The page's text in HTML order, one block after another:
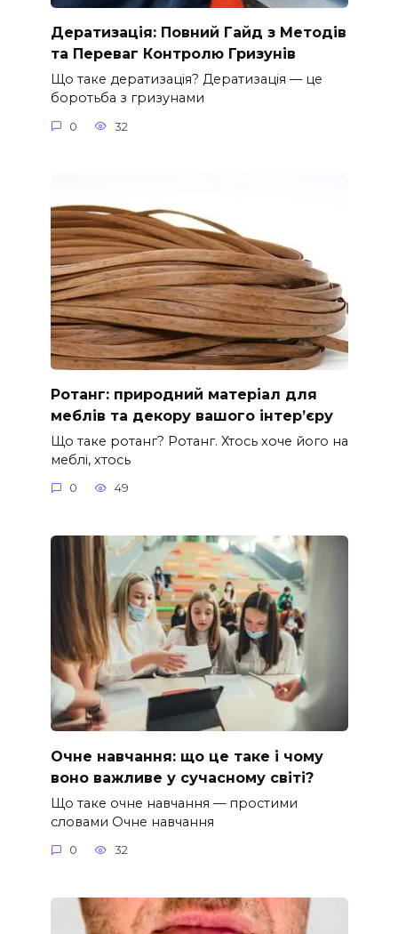
Дератизація: Повний Гайд з Методів
та Переваг Контролю Гризунів
Що таке дератизація? Дератизація — це
боротьба з гризунами
0 32
Ротанг: природний матеріал для
меблів та декору вашого інтер’єру
Що таке ротанг? Ротанг. Хтось хоче його на
меблі, хтось
0 49
Очне навчання: що це таке і чому
воно важливе у сучасному світі?
Що таке очне навчання — простими
словами Очне навчання
0 32